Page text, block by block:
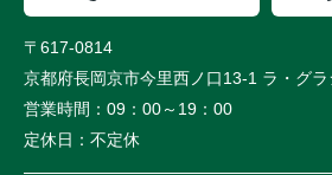
〒617-0814
京都府長岡京市今里西ノ口13-1 ラ・グ
営業時間： 09：00～19：00
定休日： 不定休